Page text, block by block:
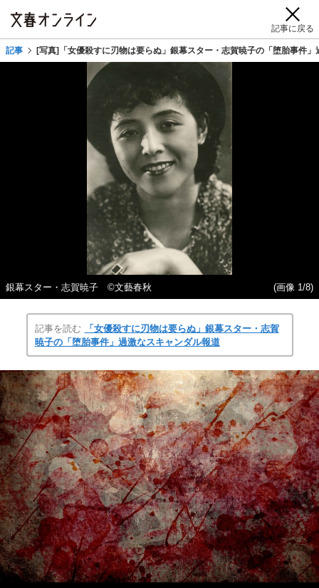
記事に戻る
記事 [写真]「女優殺すに刃物は要らぬ」銀幕スター・志賀暁子の「堕胎事件
銀幕スター・志賀暁子 ©文藝春秋 (画像 1/8)
記事を読む
「女優殺すに刃物は要らぬ」銀幕スター・志賀
暁子の「堕胎事件」過激なスキャンダル報道